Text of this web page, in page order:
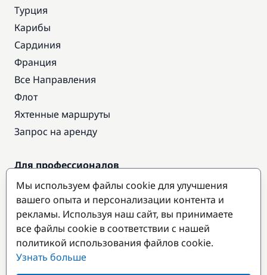
Турция
Карибы
Сардиния
Франция
Все Направления
Флот
Яхтенные маршруты
Запрос на аренду
Для профессионалов
Доступ про
Стать партнером
Популярные направления
Мы используем файлы cookie для улучшения
вашего опыта и персонализации контента и
рекламы. Используя наш сайт, вы принимаете
все файлы cookie в соответствии с нашей
политикой использования файлов cookie.
Узнать больше